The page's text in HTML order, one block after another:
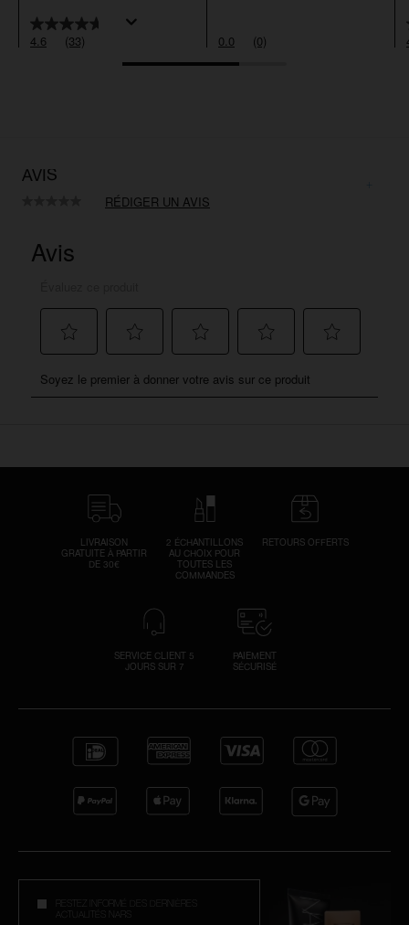
4.6 (33) 0.0 (0)
AVIS
Aucune
même
RÉDIGER UN AVIS
LIVRAISON
GRATUITE À PARTIR
DE 30€
2 ÉCHANTILLONS
AU CHOIX POUR
TOUTES LES
COMMANDES
RETOURS OFFERTS
SERVICE CLIENT 5
JOURS SUR 7
PAIEMENT
SÉCURISÉ
RESTEZ INFORMÉ DES DERNIÈRES
ACTUALITÉS NARS